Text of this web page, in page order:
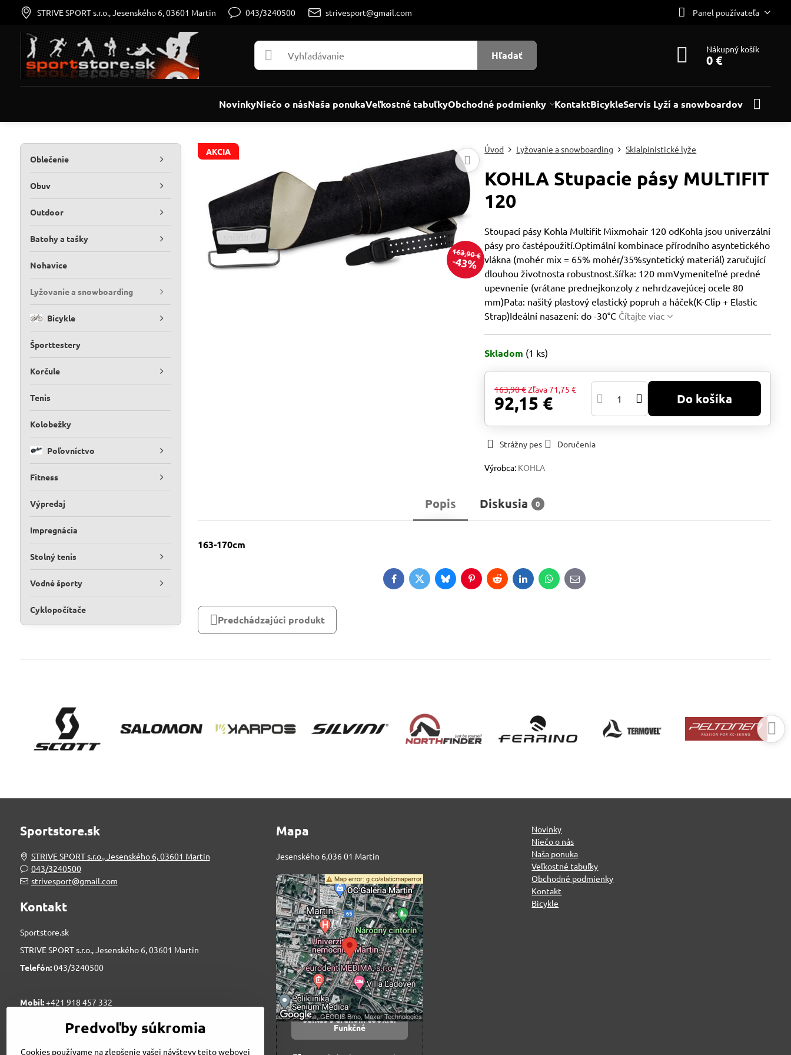
STRIVE SPORT s.r.o., Jesenského 6, 03601 Martin 043/3240500 strivesport@gmail.com Panel používateľa
Hľadať Nákupný košík
0 €
NovinkyNiečo o násNaša ponukaVeľkostné tabuľkyObchodné podmienky KontaktBicykleServis Lyží a snowboardov
AKCIA
163,90 €
43%
Úvod Lyžovanie a snowboarding Skialpinistické lyže
KOHLA Stupacie pásy MULTIFIT
120
Stoupací pásy Kohla Multifit Mixmohair 120 odKohla jsou univerzální
pásy pro častépoužití.Optimální kombinace přírodního asyntetického
vlákna (mohér mix = 65% mohér/35%syntetický materiál) zaručující
dlouhou životnosta robustnost.šířka: 120 mmVymeniteľné predné
upevnenie (vrátane prednejkonzoly z nehrdzavejúcej ocele 80
mm)Pata: našitý plastový elastický popruh a háček(K-Clip + Elastic
Strap)Ideální nasazení: do -30°C Čítajte viac
Skladom (1 ks)
163,90 €Zľava71,75 €
92,15 € Do košíka
Strážny pes Doručenia
Výrobca: KOHLA
Popis Diskusia 0
163-170cm
FacebookTwitterBlueskyPinterestRedditLinkedInWhatsApp
E-
mail
Predchádzajúci produkt
Oblečenie
Obuv
Outdoor
Batohy a tašky
Nohavice
Lyžovanie a snowboarding
Bicykle
Športtestery
Korčule
Tenis
Kolobežky
Poľovníctvo
Fitness
Výpredaj
Impregnácia
Stolný tenis
Vodné športy
Cyklopočítače
Sportstore.sk
STRIVE SPORT s.r.o., Jesenského 6, 03601 Martin
043/3240500
strivesport@gmail.com
Kontakt
Sportstore.sk
STRIVE SPORT s.r.o., Jesenského 6, 03601 Martin
Telefón:043/3240500
Mobil:+421 918 457 332
novinky@sportstore.sk
Mapa
Jesenského 6,036 01 Martin
Externý obsah je
blokovaný Voľbami
súkromia
Prajete si načítať externý obsah?
Povoliť tentokrát
Povoliť a zapamätať -
súhlas s druhom cookie:
Funkčné
Novinky
Niečo o nás
Naša ponuka
Veľkostné tabuľky
Obchodné podmienky
Kontakt
Bicykle
Predvoľby súkromia
Cookies používame na zlepšenie vašej návštevy tejto webovej